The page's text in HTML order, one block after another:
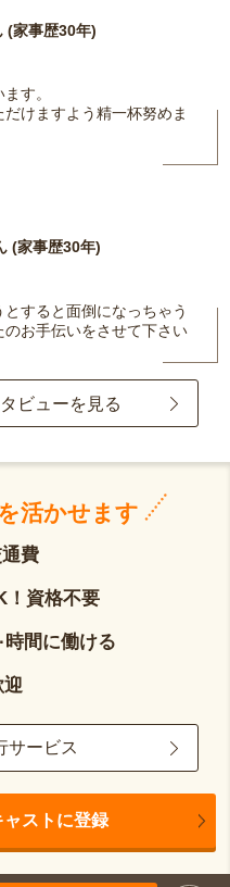
(家事歴30年)
す。
けますよう精一杯努めま
(家事歴30年)
すると面倒になっちゃう
お手伝いをさせて下さい
ビューを見る
を活かせます
費
！資格不要
時間に働ける
迎
サービス
ャストに登録